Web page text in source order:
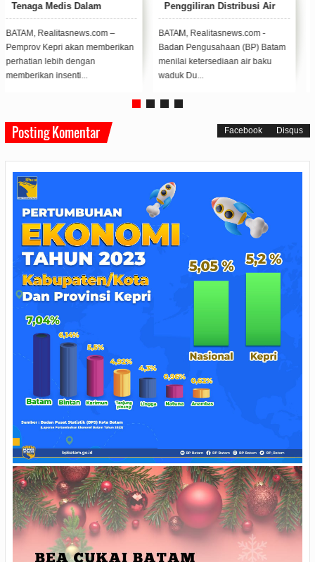
dengan Insan Pers
BATAM, Realitasnews.com –
Melalui kegiatan silaturahmi dan
ngopi santai yang rutin digelar
setiap bu...
Batam Kompak Senam Pagi
Rumah Tahanan Negara Kelas IIA
Batam melasanakan kegiatan
senam pagi, bersama petugas
dan warga bina...
Posting Komentar Facebook Disqus